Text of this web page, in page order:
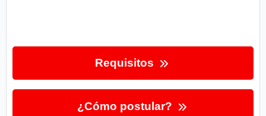
Requisitos
¿Cómo postular?